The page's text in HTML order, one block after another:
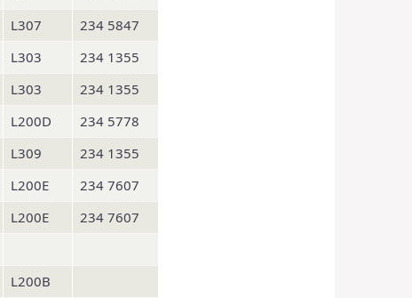
L307
234 5847
L303
234 1355
L303
234 1355
L200D
234 5778
L309
234 1355
L200E
234 7607
L200E
234 7607
L200B